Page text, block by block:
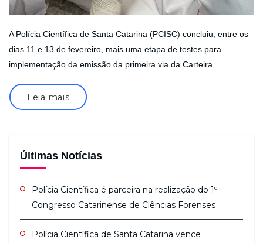
A Polícia Científica de Santa Catarina (PCISC) concluiu, entre os
dias 11 e 13 de fevereiro, mais uma etapa de testes para
implementação da emissão da primeira via da Carteira…
Leia mais
Últimas Notícias
Polícia Científica é parceira na realização do 1º
Congresso Catarinense de Ciências Forenses
Polícia Científica de Santa Catarina vence